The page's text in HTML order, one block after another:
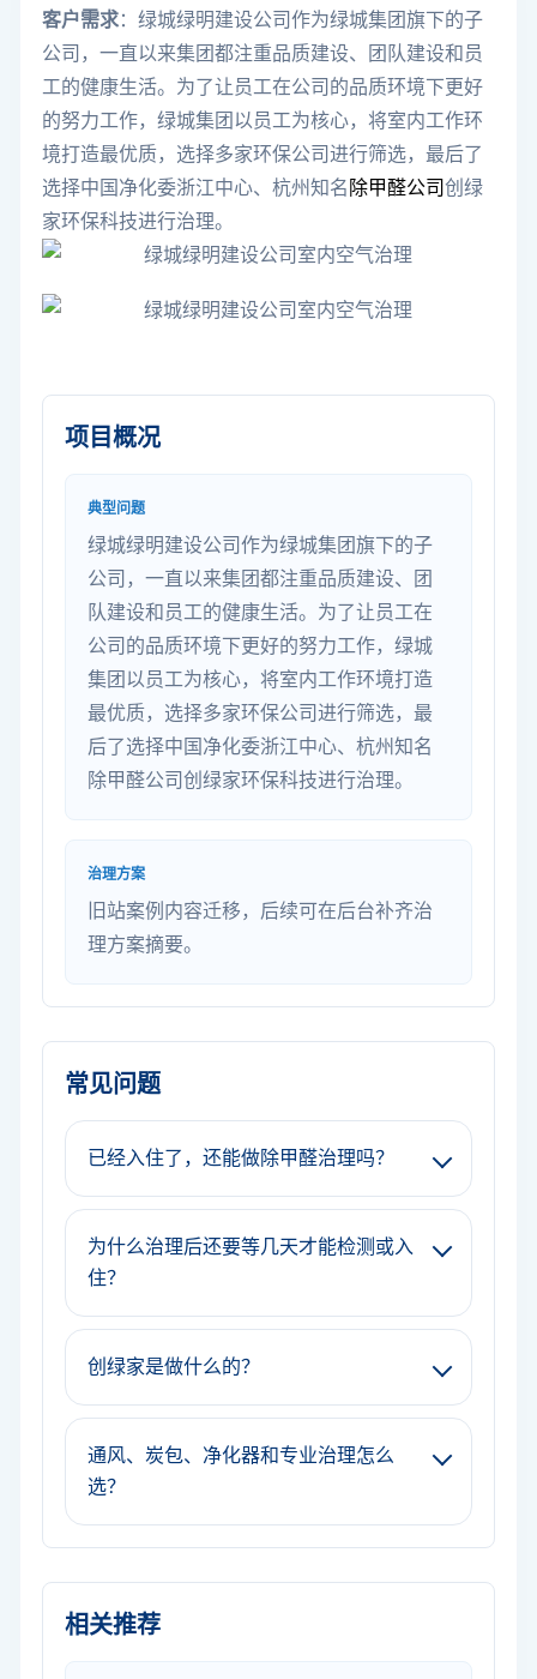
客户需求：绿城绿明建设公司作为绿城集团旗下的子
公司，一直以来集团都注重品质建设、团队建设和员
工的健康生活。为了让员工在公司的品质环境下更好
的努力工作，绿城集团以员工为核心，将室内工作环
境打造最优质，选择多家环保公司进行筛选，最后了
选择中国净化委浙江中心、杭州知名 除甲醛公司创绿
家环保科技进行治理。
项目概况
典型问题
绿城绿明建设公司作为绿城集团旗下的子
公司，一直以来集团都注重品质建设、团
队建设和员工的健康生活。为了让员工在
公司的品质环境下更好的努力工作，绿城
集团以员工为核心，将室内工作环境打造
最优质，选择多家环保公司进行筛选，最
后了选择中国净化委浙江中心、杭州知名
除甲醛公司创绿家环保科技进行治理。
治理方案
旧站案例内容迁移，后续可在后台补齐治
理方案摘要。
常见问题
已经入住了，还能做除甲醛治理吗？
为什么治理后还要等几天才能检测或入
住？
创绿家是做什么的？
通风、炭包、净化器和专业治理怎么
选？
相关推荐